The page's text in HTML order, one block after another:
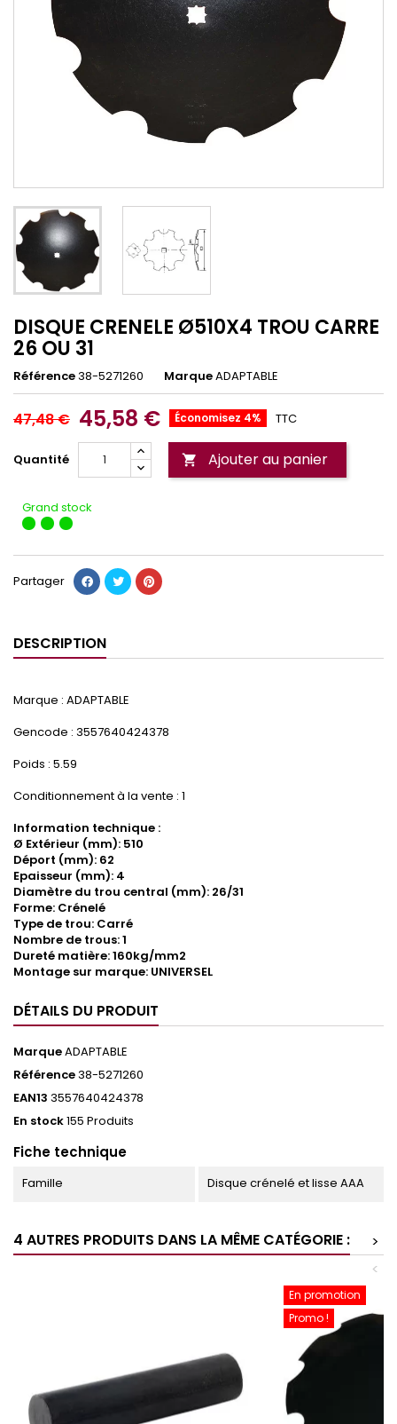
DISQUE CRENELE Ø510X4 TROU CARRE
26 OU 31
Référence38-5271260 MarqueADAPTABLE
47,48 € 45,58 € Économisez 4% TTC
Quantité  Ajouter au panier
Grand stock
Partager
DESCRIPTION
Marque : ADAPTABLE
Gencode : 3557640424378
Poids : 5.59
Conditionnement à la vente : 1
Information technique :
Ø Extérieur (mm): 510
Déport (mm): 62
Epaisseur (mm): 4
Diamètre du trou central (mm): 26/31
Forme: Crénelé
Type de trou: Carré
Nombre de trous: 1
Dureté matière: 160kg/mm2
Montage sur marque: UNIVERSEL
DÉTAILS DU PRODUIT
MarqueADAPTABLE
Référence38-5271260
EAN13 3557640424378
En stock155 Produits
Fiche technique
Famille Disque crénelé et lisse AAA
4 AUTRES PRODUITS DANS LA MÊME CATÉGORIE :
>
<
En promotion
Promo !